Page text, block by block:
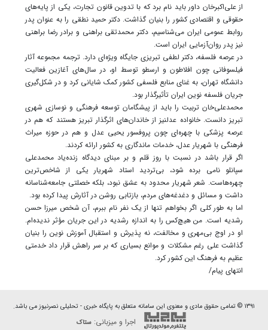
از علی‌اکبرخان داور باید نام برد که با تدوین قانون تجارت، یکی از پایه‌های
حقوقی و اقتصادی کشور را بنیان گذاشت. دکتر حمید نطقی را به عنوان پدر
روابط عمومی ایران می‌شناسیم، دکتر محمدتقی براهنی و برادر رضا براهنی
نیز پدر روان‌آزمایی ایران است.
در عرصه فلسفه، دکتر لطفی تبریزی جایگاه ویژه‌ای دارد. ترجمه مجموعه آثار
فیلسوفانی چون افلاطون و ارسطو توسط او، در سال‌های آغازین فعالیت
دانشگاه تهران، به غنای منابع فلسفی کشور کمک شایانی کرد و در شکل‌گیری
جریان فلسفه نوین ایران تأثیرگذار بود.
محمدعلی‌خان تربیت را باید از پیشگامان توسعه فرهنگی و نوسازی شهری
تبریز دانست. خانواده عدلنیز از خاندان‌های اثرگذار تبریز هستند که هم در
عرصه پزشکی با چهره‌ای چون پروفسور یحیی عدل و هم در حوزه میراث
فرهنگی با شهریار عدل، خدمات ماندگاری به کشور ارائه کردند.
اگر قرار باشد در نسبت با روز قلم و بر مبنای دیدگاه زنده‌یاد محمدعلی
سپانلو نامی برده شود، بی‌تردید استاد شهریار یکی از شاخص‌ترین
چهره‌هاست. شعر شهریار محدود به عشق نبود، بلکه خصلتی جامعه‌شناسانه
داشت و مسائل و دغدغه‌های مردم، بازتابی روشن در آثارش پیدا کرده بود.
اما به طور کلی اگر بخواهم تنها از یک نفر نام ببرم، آن شخص میرزا حسن
رشدیه است. من هیچ‌کس را به اندازه رشدیه در این جریان مؤثر ندیده‌ام.
او در اوج بی‌مهری و مخالفت، نه پذیرش و استقبال آموزش نوین را بنیان
گذاشت علی رغم مشکلات و موانع بسیاری که بر سر راهش قرار داد خدمتی
عظیم به فرهنگ این کشور کرد.
انتهای پیام/
۱۳۹۱ © تمامی حقوق مادی و معنوی این سامانه متعلق به پایگاه خبری - تحلیلی نصرنیوز می باشد.
اجرا و میزبانی:ستاک